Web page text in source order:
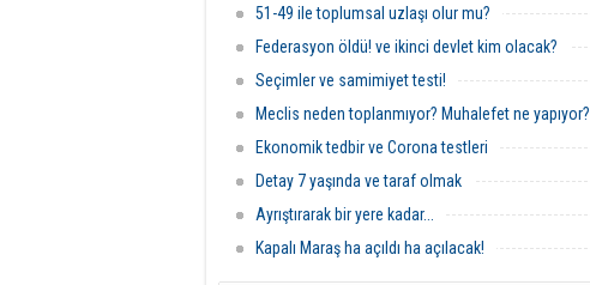
51-49 ile toplumsal uzlaşı olur mu?
Federasyon öldü! ve ikinci devlet kim olacak?
Seçimler ve samimiyet testi!
Meclis neden toplanmıyor? Muhalefet ne yapıyor?
Ekonomik tedbir ve Corona testleri
Detay 7 yaşında ve taraf olmak
Ayrıştırarak bir yere kadar...
Kapalı Maraş ha açıldı ha açılacak!